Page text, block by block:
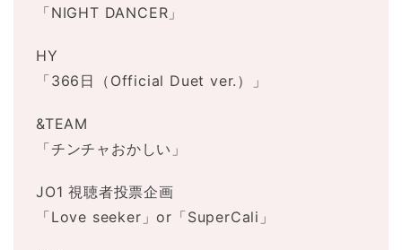
「NIGHT DANCER」
HY
「366日（Official Duet ver.）」
&TEAM
「チンチャおかしい」
JO1 視聴者投票企画
「Love seeker」or「SuperCali」